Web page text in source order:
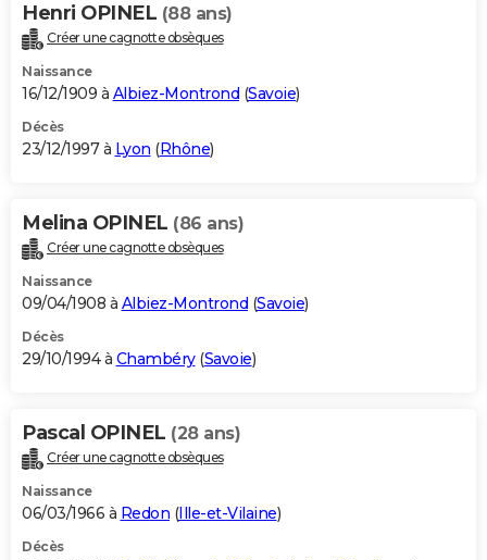
Henri OPINEL (88 ans)
Créer une cagnotte obsèques
Naissance
16/12/1909 à Albiez-Montrond (Savoie)
Décès
23/12/1997 à Lyon (Rhône)
Melina OPINEL (86 ans)
Créer une cagnotte obsèques
Naissance
09/04/1908 à Albiez-Montrond (Savoie)
Décès
29/10/1994 à Chambéry(Savoie)
Pascal OPINEL (28 ans)
Créer une cagnotte obsèques
Naissance
06/03/1966 à Redon (Ille-et-Vilaine)
Décès